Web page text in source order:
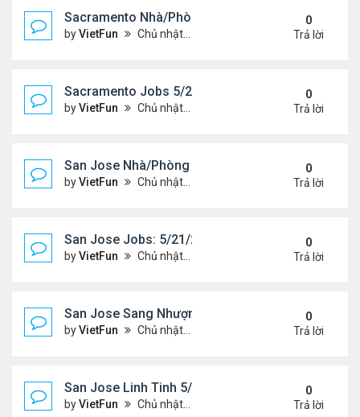
Sacramento Nhà/Phòng 5/21/21- 5/28/21
byVietFun Chủ nhật Tháng 5 23, 2021 2:21 pm
0
Trả lời
Sacramento Jobs 5/21/21- 5/28/21
byVietFun Chủ nhật Tháng 5 23, 2021 2:19 pm
0
Trả lời
San Jose Nhà/Phòng 5/21/21-5/28/21
byVietFun Chủ nhật Tháng 5 23, 2021 2:14 pm
0
Trả lời
San Jose Jobs: 5/21/21- 5/25/2021
byVietFun Chủ nhật Tháng 5 23, 2021 2:12 pm
0
Trả lời
San Jose Sang Nhượng 5/21/21-5/28/21
byVietFun Chủ nhật Tháng 5 23, 2021 2:10 pm
0
Trả lời
San Jose Linh Tinh 5/21/21 - 5/28/21
byVietFun Chủ nhật Tháng 5 23, 2021 2:09 pm
0
Trả lời